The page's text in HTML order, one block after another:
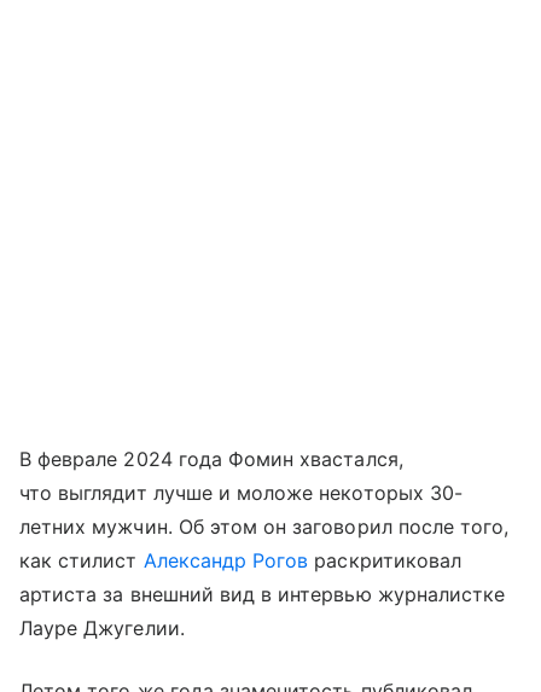
В феврале 2024 года Фомин хвастался,
что выглядит лучше и моложе некоторых 30-
летних мужчин. Об этом он заговорил после того,
как стилист Александр Рогов раскритиковал
артиста за внешний вид в интервью журналистке
Лауре Джугелии.